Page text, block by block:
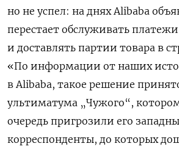
но не успел: на днях Alibaba
перестает обслуживать
и доставлять партии товара в
«По информации от наших
в Alibaba, такое решение
ультиматума „Чужого“,
очередь пригрозили его
корреспонденты, до которых